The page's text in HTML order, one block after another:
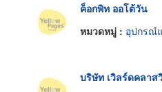
ค็อกพิท ออโต้วัน
หมวดหมู่ : อุปกรณ์แ
บริษัท เวิลร์ดคลา